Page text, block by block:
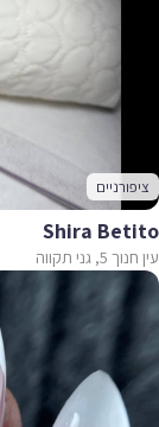
ציפורניים
Shira Betito
עין חנוך 5, גני תקווה